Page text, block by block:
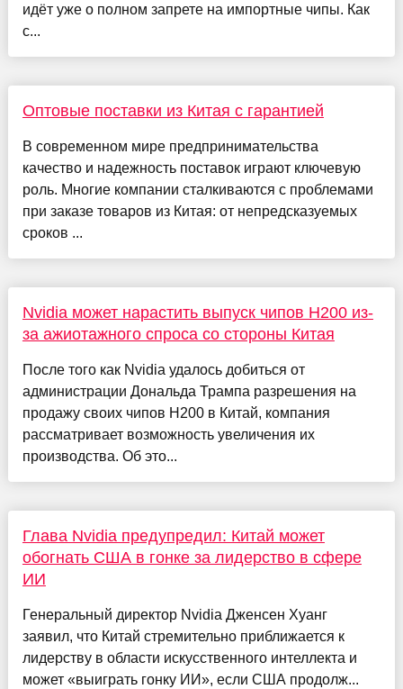
идёт уже о полном запрете на импортные чипы. Как
с...
Оптовые поставки из Китая с гарантией
В современном мире предпринимательства
качество и надежность поставок играют ключевую
роль. Многие компании сталкиваются с проблемами
при заказе товаров из Китая: от непредсказуемых
сроков ...
Nvidia может нарастить выпуск чипов H200 из-
за ажиотажного спроса со стороны Китая
После того как Nvidia удалось добиться от
администрации Дональда Трампа разрешения на
продажу своих чипов H200 в Китай, компания
рассматривает возможность увеличения их
производства. Об это...
Глава Nvidia предупредил: Китай может
обогнать США в гонке за лидерство в сфере
ИИ
Генеральный директор Nvidia Дженсен Хуанг
заявил, что Китай стремительно приближается к
лидерству в области искусственного интеллекта и
может «выиграть гонку ИИ», если США продолж...